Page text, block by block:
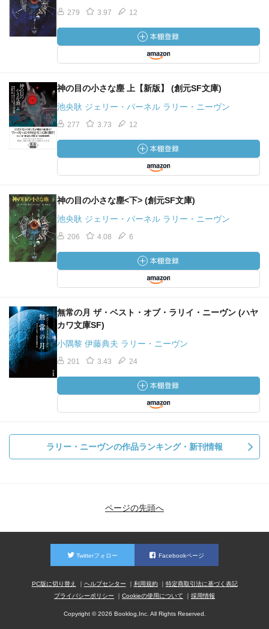
279 3.97 12
神の目の小さな塵 上【新版】 (創元SF文庫)
池央耿 ジェリー・パーネル ラリー・ニーヴン
277 3.73 12
神の目の小さな塵<下> (創元SF文庫)
池央耿 ジェリー・パーネル ラリー・ニーヴン
206 4.08 6
無常の月 ザ・ベスト・オブ・ラリイ・ニーヴン (ハヤ
カワ文庫SF)
小隅黎 伊藤典夫 ラリー・ニーヴン
201 3.43 24
ラリー・ニーヴンの作品ランキング・新刊情報
ページの先頭へ
Twitterフォロー Facebookページ
PC版に切り替え ヘルプセンター 利用規約
特定商取引法に基づく表記
プライバシーポリシー
Cookieの使用について 採用情報
Copyright © 2026 Booklog,Inc. All Rights Reserved.